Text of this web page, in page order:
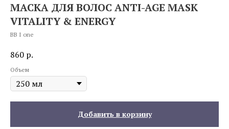
МАСКА ДЛЯ ВОЛОС ANTI-AGE MASK
VITALITY & ENERGY
BB I one
860 р.
Объем
Добавить в корзину